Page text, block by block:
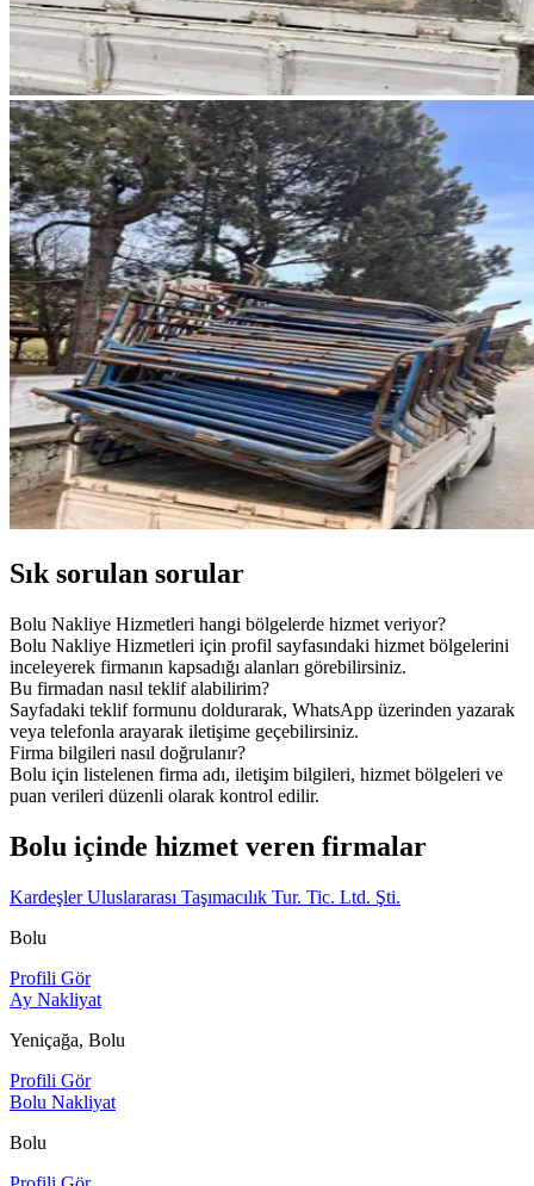
Sık sorulan sorular
Bolu Nakliye Hizmetleri hangi bölgelerde hizmet veriyor?
Bolu Nakliye Hizmetleri için profil sayfasındaki hizmet bölgelerini
inceleyerek firmanın kapsadığı alanları görebilirsiniz.
Bu firmadan nasıl teklif alabilirim?
Sayfadaki teklif formunu doldurarak, WhatsApp üzerinden yazarak
veya telefonla arayarak iletişime geçebilirsiniz.
Firma bilgileri nasıl doğrulanır?
Bolu için listelenen firma adı, iletişim bilgileri, hizmet bölgeleri ve
puan verileri düzenli olarak kontrol edilir.
Bolu içinde hizmet veren firmalar
Kardeşler Uluslararası Taşımacılık Tur. Tic. Ltd. Şti.
Bolu
Profili Gör
Ay Nakliyat
Yeniçağa, Bolu
Profili Gör
Bolu Nakliyat
Bolu